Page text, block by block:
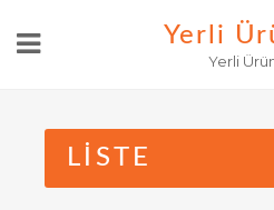
Yerli
Yerli
LISTE